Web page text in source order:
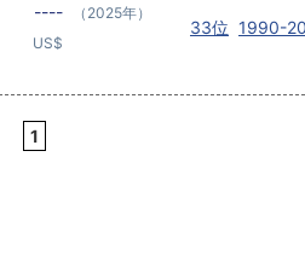
----
US$
（2025年）
33位 1990-
1